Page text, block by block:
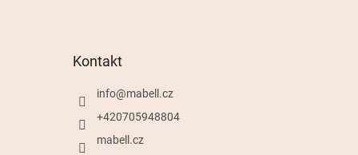
Kontakt
info@mabell.cz
+420705948804
mabell.cz